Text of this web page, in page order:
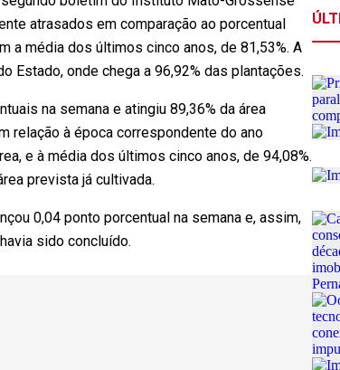
atrasados em comparação ao porcentual
a média dos últimos cinco anos, de 81,53%. A
Estado, onde chega a 96,92% das plantações.
na semana e atingiu 89,36% da área
relação à época correspondente do ano
e à média dos últimos cinco anos, de 94,08%.
prevista já cultivada.
0,04 ponto porcentual na semana e, assim,
sido concluído.